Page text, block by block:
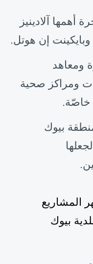
أهمها آلادينيز
إن هوتل.
ومعاهد
ومراكز صحية
خاصّة.
بيوك
.
المشاريع
بيوك